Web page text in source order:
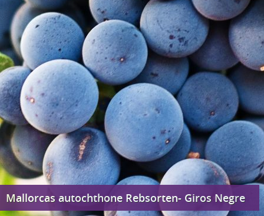
Mallorcas autochthone Rebsorten- Giros Negre